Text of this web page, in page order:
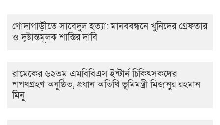
গোদাগাড়ীতে সাবেদুল হত্যা: মানববন্ধনে খুনিদের গ্রেফতার
ও দৃষ্টান্তমূলক শাস্তির দাবি
রামেকের ৬২তম এমবিবিএস ইন্টার্ন চিকিৎসকদের
শপথগ্রহণ অনুষ্ঠিত, প্রধান অতিথি ভূমিমন্ত্রী মিজানুর রহমান
মিনু